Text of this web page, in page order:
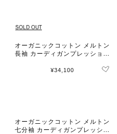
SOLD OUT
オーガニックコットン メルトン
長袖 カーディガンプレッション
¥34,100
オーガニックコットン メルトン
七分袖 カーディガンプレッショ